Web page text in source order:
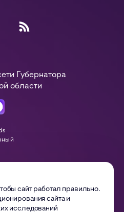
Губернатора
области
Нижегородской области
сайт работал правильно.
сайта и
исследований